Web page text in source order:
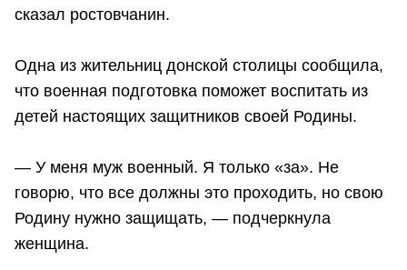
сказал ростовчанин.
Одна из жительниц донской столицы сообщила,
что военная подготовка поможет воспитать из
детей настоящих защитников своей Родины.
— У меня муж военный. Я только «за». Не
говорю, что все должны это проходить, но свою
Родину нужно защищать, — подчеркнула
женщина.